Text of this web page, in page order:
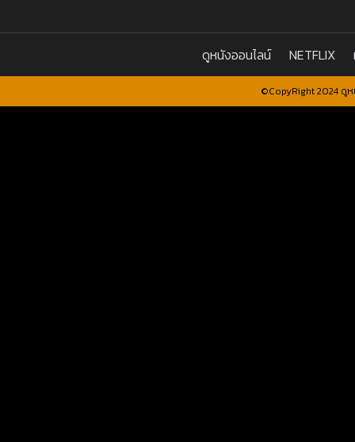
ดูหนังออนไลน์ NETFLIX
©CopyRight 2024 ดู